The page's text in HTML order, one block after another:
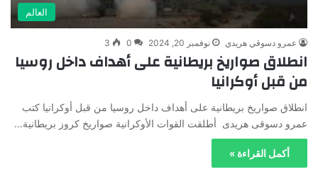
العالم
عمرو دسوقي هريدي نوفمبر 20, 2024 0
3
انطلاق صواريخ بريطانية على أهداف داخل روسيا
من قبل أوكرانيا
انطلاق صواريخ بريطانية على أهداف داخل روسيا من قبل أوكرانيا كتب
عمرو دسوقى هريدى أطلقت القوات الأوكرانية صواريخ كروز بريطانية…
أكمل القراءة »